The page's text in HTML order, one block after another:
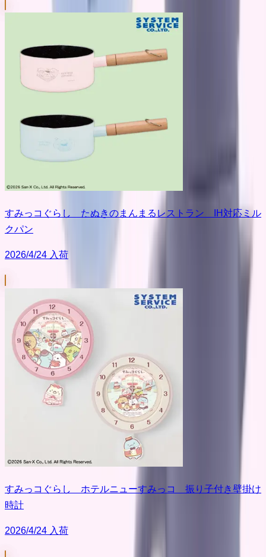
すみっコぐらし たぬきのまんまるレストラン IH対応ミル
クパン
2026/4/24 入荷
すみっコぐらし ホテルニューすみっコ 振り子付き壁掛け
時計
2026/4/24 入荷